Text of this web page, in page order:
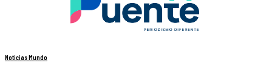
Noticias Mundo